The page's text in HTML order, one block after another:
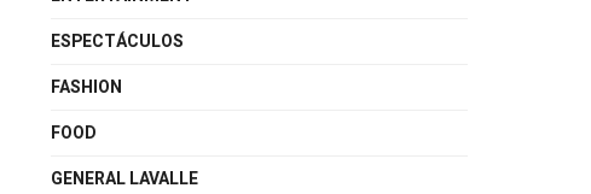
ESPECTÁCULOS
FASHION
FOOD
GENERAL LAVALLE